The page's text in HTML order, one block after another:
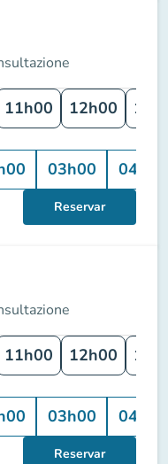
11h00 12h00
03h00 04h00
Reservar
11h00 12h00
03h00 04h00
Reservar